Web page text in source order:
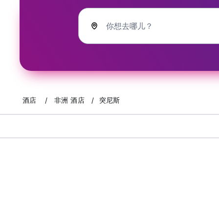
你想去哪儿？
酒店 非洲 酒店 突尼斯